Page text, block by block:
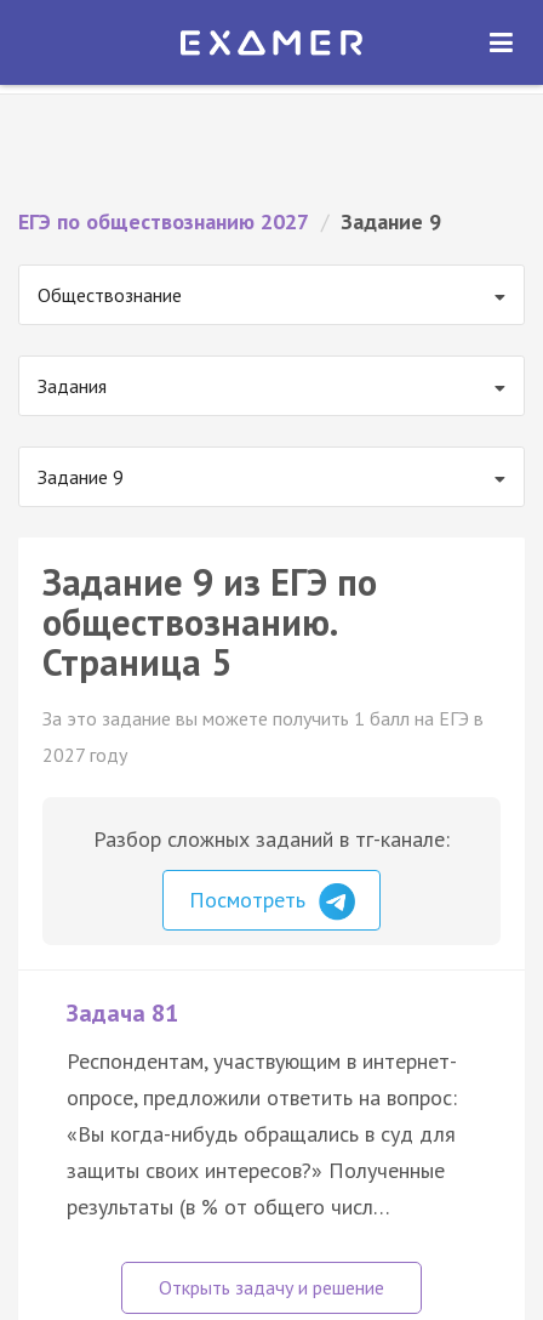
Экзамер — ЕГЭ 2027
ОТКРЫТЬ
ЕГЭ по обществознанию 2027 / Задание 9
Обществознание
Задания
Задание 9
Задание 9 из ЕГЭ по
обществознанию.
Страница 5
За это задание вы можете получить 1 балл на ЕГЭ в
2027 году
Разбор сложных заданий в тг-канале:
Посмотреть
Задача 81
Респондентам, участвующим в интернет-
опросе, предложили ответить на вопрос:
«Вы когда-нибудь обращались в суд для
защиты своих интересов?» Полученные
результаты (в % от общего числ…